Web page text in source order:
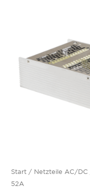
Start / Netzteile AC/DC
52A